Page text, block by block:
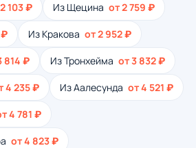
103 ₽ Из Щецина от 2 759 ₽
₽ Из Кракова от 2 952 ₽
814 ₽ Из Тронхейма от 3 832 ₽
4 235 ₽ Из Аалесунда от 4 521 ₽
4 781 ₽
от 4 823 ₽